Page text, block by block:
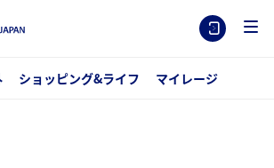
ショッピング&ライフ マイレージ